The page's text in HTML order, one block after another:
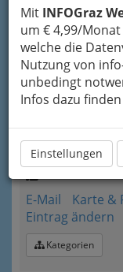
Mit INFOGraz
um € 4,99/
welche die
Nutzung von
unbedingt
Infos dazu finden
Einstellungen
E-Mail
Karte &
Eintrag ändern
Kategorien
Körösistraße
+43 316 683
E-Mail
Karte &
Eintrag ändern
Kategorien